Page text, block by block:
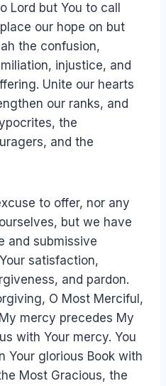
Lord but You to call
our hope on but
the confusion,
injustice, and
Unite our hearts
our ranks, and
the
and the
to offer, nor any
but we have
and submissive
satisfaction,
and pardon.
O Most Merciful,
mercy precedes My
with Your mercy. You
Your glorious Book with
Most Gracious, the